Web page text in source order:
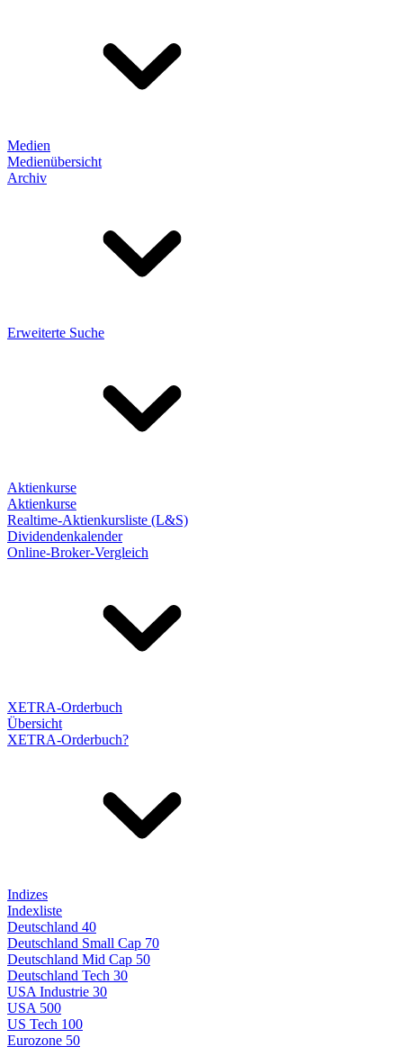
Medien
Medienübersicht
Archiv
Erweiterte Suche
Aktienkurse
Aktienkurse
Realtime-Aktienkursliste (L&S)
Dividendenkalender
Online-Broker-Vergleich
XETRA-Orderbuch
Übersicht
XETRA-Orderbuch?
Indizes
Indexliste
Deutschland 40
Deutschland Small Cap 70
Deutschland Mid Cap 50
Deutschland Tech 30
USA Industrie 30
USA 500
US Tech 100
Eurozone 50